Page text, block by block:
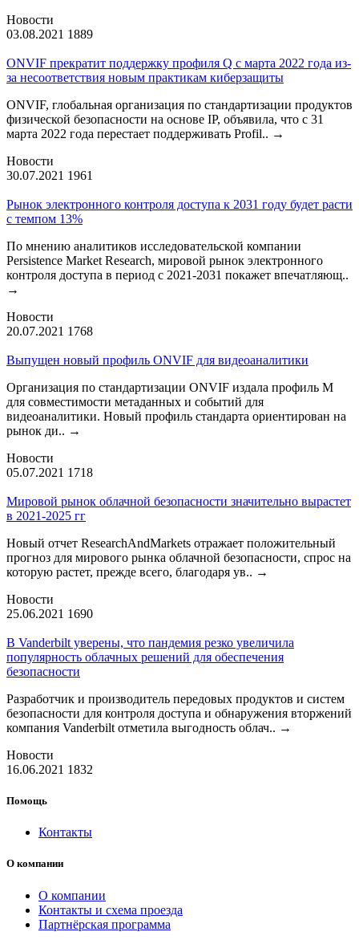
Новости
03.08.2021 1889
ONVIF прекратит поддержку профиля Q с марта 2022 года из-
за несоответствия новым практикам киберзащиты
ONVIF, глобальная организация по стандартизации продуктов
физической безопасности на основе IP, объявила, что с 31
марта 2022 года перестает поддерживать Profil.. →
Новости
30.07.2021 1961
Рынок электронного контроля доступа к 2031 году будет расти
с темпом 13%
По мнению аналитиков исследовательской компании
Persistence Market Research, мировой рынок электронного
контроля доступа в период с 2021-2031 покажет впечатляющ..
→
Новости
20.07.2021 1768
Выпущен новый профиль ONVIF для видеоаналитики
Организация по стандартизации ONVIF издала профиль М
для совместимости метаданных и событий для
видеоаналитики. Новый профиль стандарта ориентирован на
рынок ди.. →
Новости
05.07.2021 1718
Мировой рынок облачной безопасности значительно вырастет
в 2021-2025 гг
Новый отчет ResearchAndMarkets отражает положительный
прогноз для мирового рынка облачной безопасности, спрос на
которую растет, прежде всего, благодаря ув.. →
Новости
25.06.2021 1690
В Vanderbilt уверены, что пандемия резко увеличила
популярность облачных решений для обеспечения
безопасности
Разработчик и производитель передовых продуктов и систем
безопасности для контроля доступа и обнаружения вторжений
компания Vanderbilt отметила выгодность облач.. →
Новости
16.06.2021 1832
Помощь
Контакты
О компании
О компании
Контакты и схема проезда
Партнёрская программа